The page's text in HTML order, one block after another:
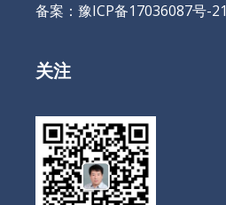
备案： 豫ICP备17036087号-21
关注